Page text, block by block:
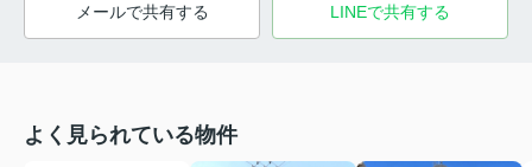
メールで共有する LINEで共有する
よく見られている物件